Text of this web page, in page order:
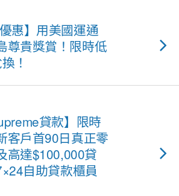
惠】用美國運通
尊貴獎賞！限時低
！
貸款】限時
客戶首90日真正零
高達$100,000貸
自助貸款櫃員